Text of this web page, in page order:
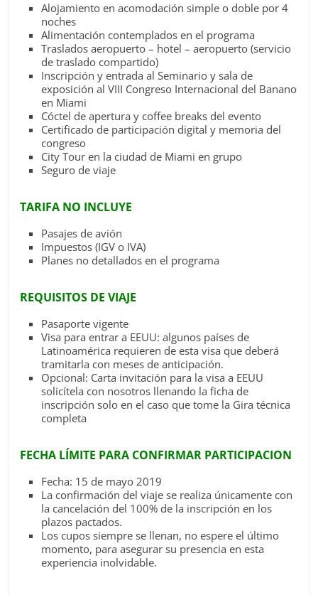
Alojamiento en acomodación simple o doble por 4
noches
Alimentación contemplados en el programa
Traslados aeropuerto – hotel – aeropuerto (servicio
de traslado compartido)
Inscripción y entrada al Seminario y sala de
exposición al VIII Congreso Internacional del Banano
en Miami
Cóctel de apertura y coffee breaks del evento
Certificado de participación digital y memoria del
congreso
City Tour en la ciudad de Miami en grupo
Seguro de viaje
TARIFA NO INCLUYE
Pasajes de avión
Impuestos (IGV o IVA)
Planes no detallados en el programa
REQUISITOS DE VIAJE
Pasaporte vigente
Visa para entrar a EEUU: algunos países de
Latinoamérica requieren de esta visa que deberá
tramitarla con meses de anticipación.
Opcional: Carta invitación para la visa a EEUU
solicítela con nosotros llenando la ficha de
inscripción solo en el caso que tome la Gira técnica
completa
FECHA LÍMITE PARA CONFIRMAR PARTICIPACION
Fecha: 15 de mayo 2019
La confirmación del viaje se realiza únicamente con
la cancelación del 100% de la inscripción en los
plazos pactados.
Los cupos siempre se llenan, no espere el último
momento, para asegurar su presencia en esta
experiencia inolvidable.